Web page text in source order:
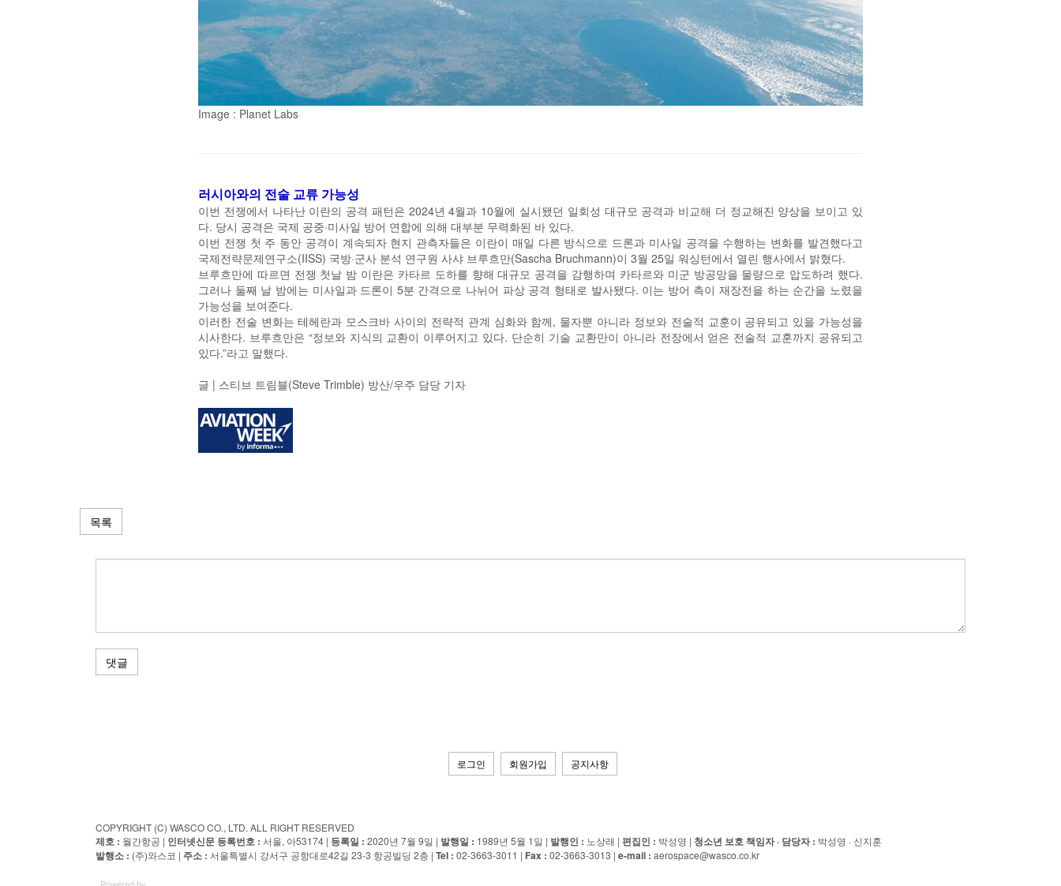
Image : Planet Labs
러시아와의 전술 교류 가능성
이번 전쟁에서 나타난 이란의 공격 패턴은 2024년 4월과 10월에 실시됐던 일회성 대규모 공격과 비교해 더 정교해진 양상을 보이고 있
다. 당시 공격은 국제 공중·미사일 방어 연합에 의해 대부분 무력화된 바 있다.
이번 전쟁 첫 주 동안 공격이 계속되자 현지 관측자들은 이란이 매일 다른 방식으로 드론과 미사일 공격을 수행하는 변화를 발견했다고
국제전략문제연구소(IISS) 국방·군사 분석 연구원 사샤 브루흐만(Sascha Bruchmann)이 3월 25일 워싱턴에서 열린 행사에서 밝혔다.
브루흐만에 따르면 전쟁 첫날 밤 이란은 카타르 도하를 향해 대규모 공격을 감행하며 카타르와 미군 방공망을 물량으로 압도하려 했다.
그러나 둘째 날 밤에는 미사일과 드론이 5분 간격으로 나뉘어 파상 공격 형태로 발사됐다. 이는 방어 측이 재장전을 하는 순간을 노렸을
가능성을 보여준다.
이러한 전술 변화는 테헤란과 모스크바 사이의 전략적 관계 심화와 함께, 물자뿐 아니라 정보와 전술적 교훈이 공유되고 있을 가능성을
시사한다. 브루흐만은 “정보와 지식의 교환이 이루어지고 있다. 단순히 기술 교환만이 아니라 전장에서 얻은 전술적 교훈까지 공유되고
있다.”라고 말했다.
글 | 스티브 트림블(Steve Trimble) 방산/우주 담당 기자
목록
댓글
로그인 회원가입 공지사항
COPYRIGHT (C) WASCO CO., LTD. ALL RIGHT RESERVED
제호 : 월간항공 | 인터넷신문 등록번호 : 서울, 아53174 | 등록일 : 2020년 7월 9일 | 발행일 : 1989년 5월 1일 | 발행인 : 노상래 | 편집인 : 박성영 | 청소년 보호 책임자 · 담당자: 박성영 · 신지훈
발행소 : (주)와스코 | 주소 : 서울특별시 강서구 공항대로42길 23-3 항공빌딩 2층 | Tel : 02-3663-3011 | Fax : 02-3663-3013 | e-mail : aerospace@wasco.co.kr